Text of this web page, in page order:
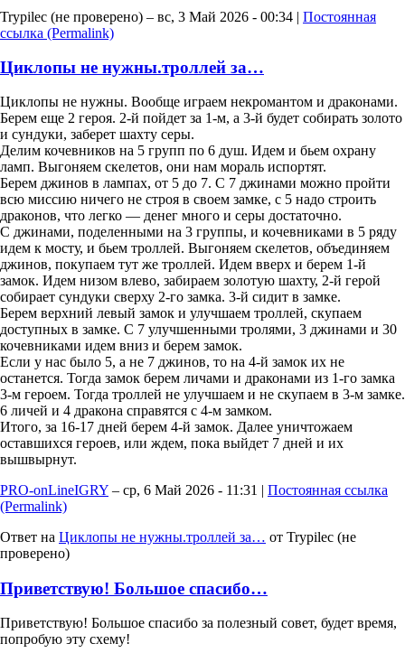
Trypilec (не проверено) – вс, 3 Май 2026 - 00:34 | Постоянная
ссылка (Permalink)
Циклопы не нужны.троллей за…
Циклопы не нужны. Вообще играем некромантом и драконами.
Берем еще 2 героя. 2-й пойдет за 1-м, а 3-й будет собирать золото
и сундуки, заберет шахту серы.
Делим кочевников на 5 групп по 6 душ. Идем и бьем охрану
ламп. Выгоняем скелетов, они нам мораль испортят.
Берем джинов в лампах, от 5 до 7. С 7 джинами можно пройти
всю миссию ничего не строя в своем замке, с 5 надо строить
драконов, что легко — денег много и серы достаточно.
С джинами, поделенными на 3 группы, и кочевниками в 5 ряду
идем к мосту, и бьем троллей. Выгоняем скелетов, объединяем
джинов, покупаем тут же троллей. Идем вверх и берем 1-й
замок. Идем низом влево, забираем золотую шахту, 2-й герой
собирает сундуки сверху 2-го замка. 3-й сидит в замке.
Берем верхний левый замок и улучшаем троллей, скупаем
доступных в замке. С 7 улучшенными тролями, 3 джинами и 30
кочевниками идем вниз и берем замок.
Если у нас было 5, а не 7 джинов, то на 4-й замок их не
останется. Тогда замок берем личами и драконами из 1-го замка
3-м героем. Тогда троллей не улучшаем и не скупаем в 3-м замке.
6 личей и 4 дракона справятся с 4-м замком.
Итого, за 16-17 дней берем 4-й замок. Далее уничтожаем
оставшихся героев, или ждем, пока выйдет 7 дней и их
вышвырнут.
PRO-onLineIGRY – ср, 6 Май 2026 - 11:31 | Постоянная ссылка
(Permalink)
Ответ на Циклопы не нужны.троллей за… от Trypilec (не
проверено)
Приветствую! Большое спасибо…
Приветствую! Большое спасибо за полезный совет, будет время,
попробую эту схему!